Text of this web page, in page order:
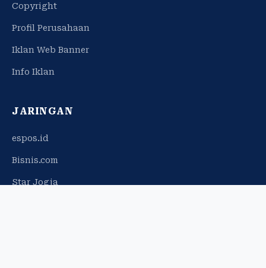
Copyright
Profil Perusahaan
Iklan Web Banner
Info Iklan
JARINGAN
espos.id
Bisnis.com
Star Jogja